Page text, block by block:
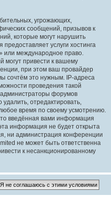
угрожающих,
сообщений, призывов к
которые могут нарушить
услуги хостинга
международное право.
могут привести к вашему
при этом ваш провайдер
сочтём это нужным. IP-адреса
проведения такой
форумов
отредактировать,
время по своему усмотрению.
введённая вами информация
информация не будет открыта
ни администрация конференции
не может быть ответственна
к несанкционированному